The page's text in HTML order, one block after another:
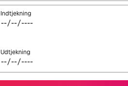
Indtjekning
Udtjekning